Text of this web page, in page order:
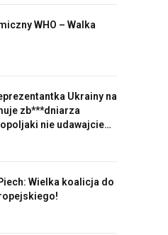
WHO – Walka
Ukrainy na
zb***dniarza
nie udawajcie
Wielka koalicja do